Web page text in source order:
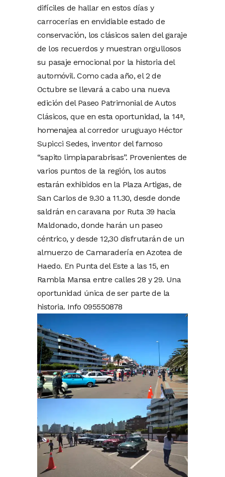
difíciles de hallar en estos días y
carrocerías en envidiable estado de
conservación, los clásicos salen del garaje
de los recuerdos y muestran orgullosos
su pasaje emocional por la historia del
automóvil. Como cada año, el 2 de
Octubre se llevará a cabo una nueva
edición del Paseo Patrimonial de Autos
Clásicos, que en esta oportunidad, la 14ª,
homenajea al corredor uruguayo Héctor
Supicci Sedes, inventor del famoso
“sapito limpiaparabrisas”. Provenientes de
varios puntos de la región, los autos
estarán exhibidos en la Plaza Artigas, de
San Carlos de 9.30 a 11.30, desde donde
saldrán en caravana por Ruta 39 hacia
Maldonado, donde harán un paseo
céntrico, y desde 12,30 disfrutarán de un
almuerzo de Camaradería en Azotea de
Haedo. En Punta del Este a las 15, en
Rambla Mansa entre calles 28 y 29. Una
oportunidad única de ser parte de la
historia. Info 095550878